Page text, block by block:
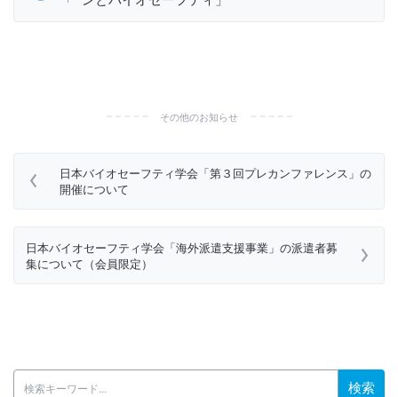
その他のお知らせ
日本バイオセーフティ学会「第３回プレカンファレンス」の
開催について
日本バイオセーフティ学会「海外派遣支援事業」の派遣者募
集について（会員限定）
検索